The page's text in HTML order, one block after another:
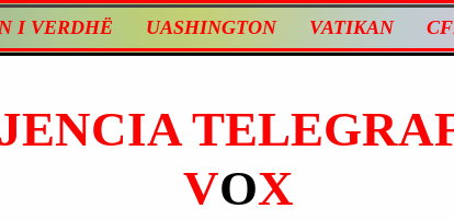
I VERDHË UASHINGTON VATIKAN
VOX